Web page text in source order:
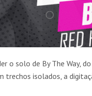
o solo de By The Way,
trechos isolados, a